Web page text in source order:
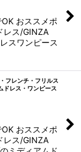
おススメポ
レス/GINZA
スワンピース
フレンチ・フリルス
ドレス・ワンピース
おススメポ
レス/GINZA